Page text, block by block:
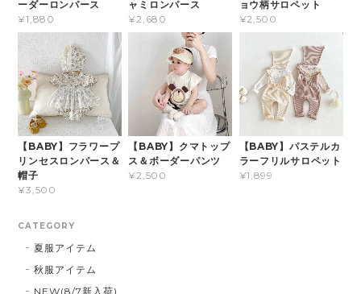
ーダーロンパース
¥1,880
ャミロンパース
¥2,680
ョウ柄サロペット
¥2,500
【BABY】フラワープ
リンセスロンパース＆
帽子
¥3,500
【BABY】クマトップ
ス＆ボーダーパンツ
¥2,500
【BABY】パステルカ
ラーフリルサロペット
¥1,899
CATEGORY
夏服アイテム
秋服アイテム
NEW(8/7新入荷)